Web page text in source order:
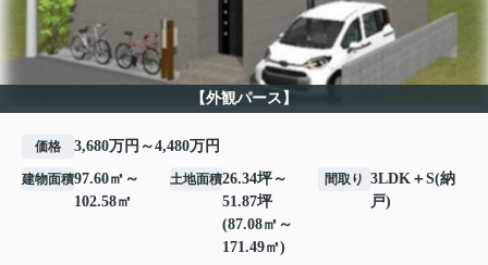
【外観パース】
価格 3,680万円～4,480万円
建物面積97.60㎡～
102.58㎡
土地面積26.34坪～
51.87坪
(87.08㎡～
171.49㎡)
間取り 3LDK＋S(納
戸)